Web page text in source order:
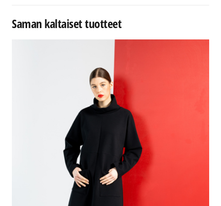
Saman kaltaiset tuotteet